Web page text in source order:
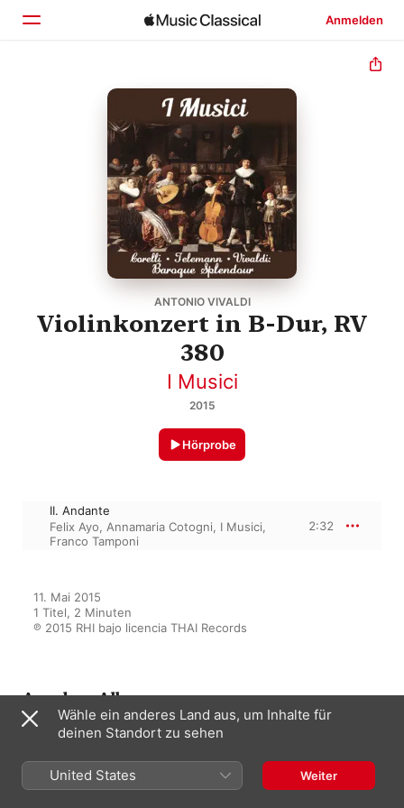
Anmelden
Startseite
Entdecken
Suchen
ANTONIO VIVALDI
Violinkonzert in B-Dur, RV
380
I Musici
2015
Hörprobe
II. Andante
Felix Ayo, Annamaria Cotogni, I Musici,
Franco Tamponi
2:32
11. Mai 2015
1 Titel, 2 Minuten
℗ 2015 RHI bajo licencia THAI Records
Aus dem Album
Corelli - Telemann - Vivaldi:
Baroque Splendour
Wähle ein anderes Land aus, um Inhalte für
deinen Standort zu sehen
United States Weiter